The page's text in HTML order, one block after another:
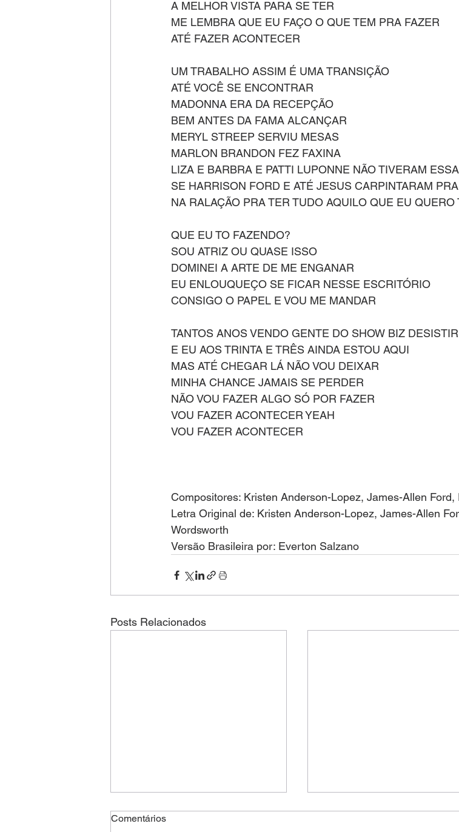
A MELHOR VISTA PARA SE TER
ME LEMBRA QUE EU FAÇO O QUE TEM PRA FAZER
ATÉ FAZER ACONTECER
UM TRABALHO ASSIM É UMA TRANSIÇÃO
ATÉ VOCÊ SE ENCONTRAR
MADONNA ERA DA RECEPÇÃO
BEM ANTES DA FAMA ALCANÇAR
MERYL STREEP SERVIU MESAS
MARLON BRANDON FEZ FAXINA
LIZA E BARBRA E PATTI LUPONNE NÃO TIVERAM
SE HARRISON FORD E ATÉ JESUS CARPINTARAM
NA RALAÇÃO PRA TER TUDO AQUILO QUE EU QUERO
QUE EU TO FAZENDO?
SOU ATRIZ OU QUASE ISSO
DOMINEI A ARTE DE ME ENGANAR
EU ENLOUQUEÇO SE FICAR NESSE ESCRITÓRIO
CONSIGO O PAPEL E VOU ME MANDAR
TANTOS ANOS VENDO GENTE DO SHOW BIZ DESISTIR
E EU AOS TRINTA E TRÊS AINDA ESTOU AQUI
MAS ATÉ CHEGAR LÁ NÃO VOU DEIXAR
MINHA CHANCE JAMAIS SE PERDER
NÃO VOU FAZER ALGO SÓ POR FAZER
VOU FAZER ACONTECER YEAH
VOU FAZER ACONTECER
Compositores: Kristen Anderson-Lopez, James-Allen
Letra Original de: Kristen Anderson-Lopez, James-Allen
Wordsworth
Versão Brasileira por: Everton Salzano
Posts Relacionados
Comentários